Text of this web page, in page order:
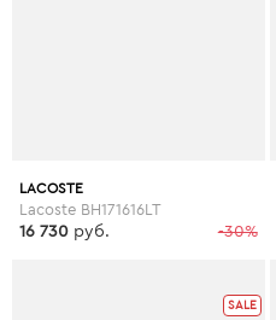
LACOSTE
Lacoste BH171616LT
-30%
16 730 руб.
SALE